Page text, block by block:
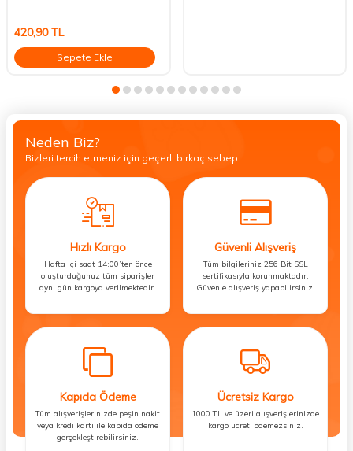
420,90TL
Sepete Ekle
Neden Biz?
Bizleri tercih etmeniz için geçerli birkaç sebep.
Hızlı Kargo
Hafta içi saat 14:00’ten önce
oluşturduğunuz tüm siparişler
aynı gün kargoya verilmektedir.
Güvenli Alışveriş
Tüm bilgileriniz 256 Bit SSL
sertifikasıyla korunmaktadır.
Güvenle alışveriş yapabilirsiniz.
Kapıda Ödeme
Tüm alışverişlerinizde peşin nakit
veya kredi kartı ile kapıda ödeme
gerçekleştirebilirsiniz.
Ücretsiz Kargo
1000 TL ve üzeri alışverişlerinizde
kargo ücreti ödemezsiniz.